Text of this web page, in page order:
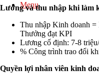
Menu
Lương và thu nhập khi làm
Thu nhập Kinh doanh
Thưởng đạt KPI
Lương cố định: 7-8
% Công trình trao đổi
Quyền lợi nhân viên kinh